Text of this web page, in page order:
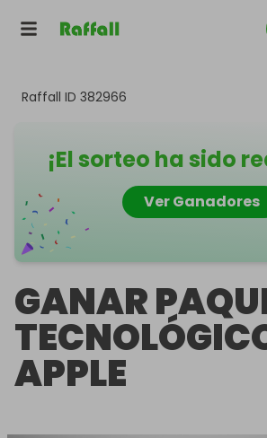
Raffall ID 382966
¡El sorteo ha sido
Ver Ganadores
GANAR
APPLE